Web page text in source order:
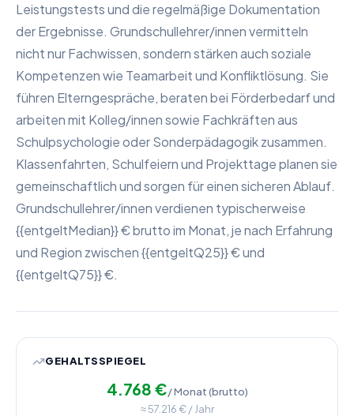
Leistungstests und die regelmäßige Dokumentation
der Ergebnisse. Grundschullehrer/innen vermitteln
nicht nur Fachwissen, sondern stärken auch soziale
Kompetenzen wie Teamarbeit und Konfliktlösung. Sie
führen Elterngespräche, beraten bei Förderbedarf und
arbeiten mit Kolleg/innen sowie Fachkräften aus
Schulpsychologie oder Sonderpädagogik zusammen.
Klassenfahrten, Schulfeiern und Projekttage planen sie
gemeinschaftlich und sorgen für einen sicheren Ablauf.
Grundschullehrer/innen verdienen typischerweise
{{entgeltMedian}} € brutto im Monat, je nach Erfahrung
und Region zwischen {{entgeltQ25}} € und
{{entgeltQ75}} €.
GEHALTSSPIEGEL
4.768 €/ Monat (brutto)
≈57.216€ / Jahr